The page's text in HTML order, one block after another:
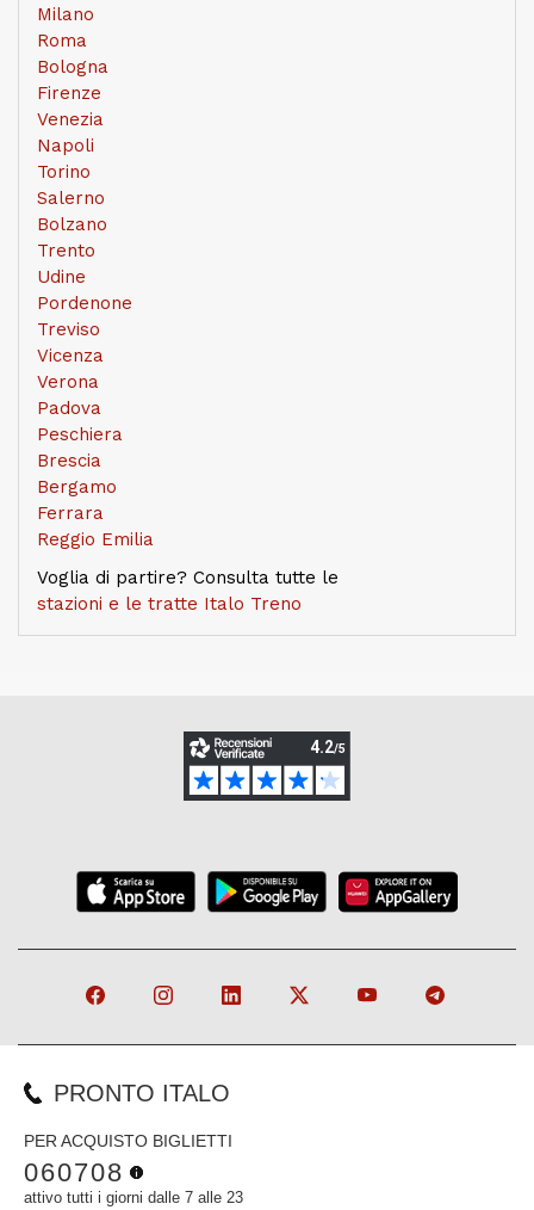
Milano
Roma
Bologna
Firenze
Venezia
Napoli
Torino
Salerno
Bolzano
Trento
Udine
Pordenone
Treviso
Vicenza
Verona
Padova
Peschiera
Brescia
Bergamo
Ferrara
Reggio Emilia
Voglia di partire? Consulta tutte le
stazioni e le tratte Italo Treno
PRONTO ITALO
PER ACQUISTO BIGLIETTI
060708
attivo tutti i giorni dalle 7 alle 23